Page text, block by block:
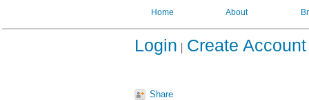
Home About
Login Create Account
Share